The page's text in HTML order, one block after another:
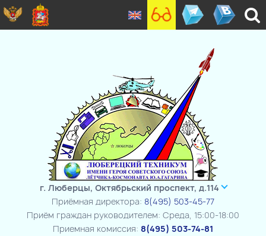
г. Люберцы, Октябрьский проспект, д.114
Приёмная директора: 8(495) 503-45-77
Приём граждан руководителем: Среда, 15:00-18:00
Приемная комиссия: 8(495) 503-74-81